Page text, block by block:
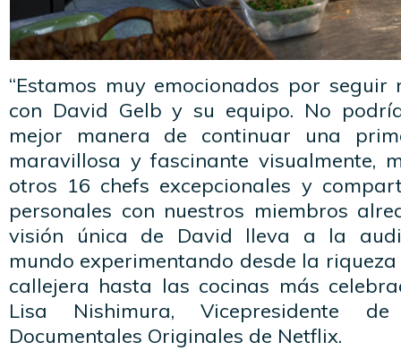
“Estamos muy emocionados por seguir
con David Gelb y su equipo. No
mejor manera de continuar una
maravillosa y fascinante visualmente,
otros 16 chefs excepcionales y
personales con nuestros miembros
visión única de David lleva a la
mundo experimentando desde la
callejera hasta las cocinas más
Lisa Nishimura, Vicepresidente
Documentales Originales de Netflix.